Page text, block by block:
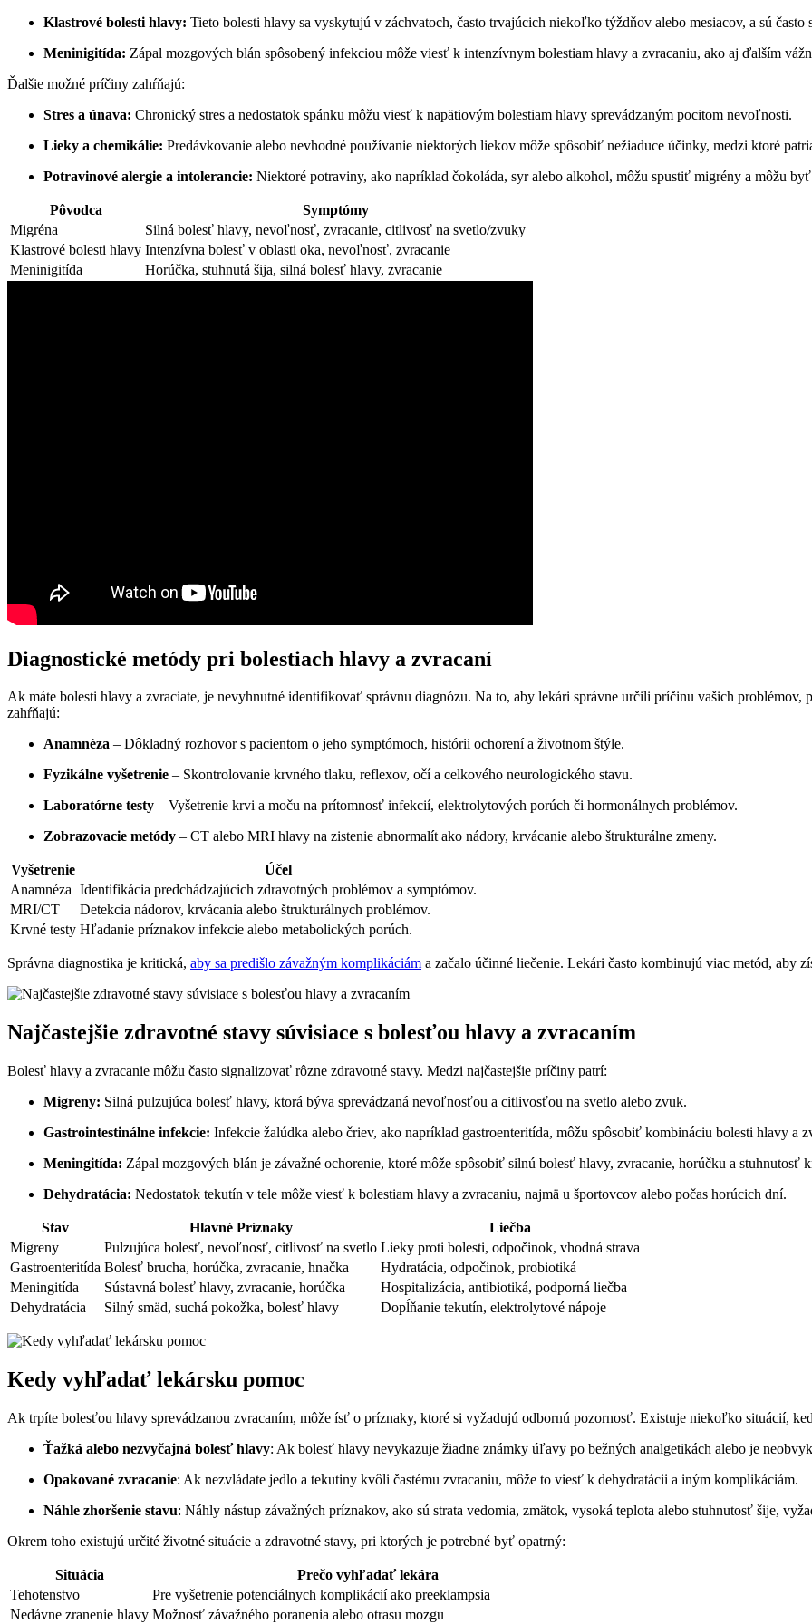
Klastrové bolesti hlavy: Tieto bolesti hlavy sa vyskytujú v záchvatoch, často trvajúcich niekoľko týždňov alebo mesiacov, a sú často
Meninigitída: Zápal mozgových blán spôsobený infekciou môže viesť k intenzívnym bolestiam hlavy a zvracaniu, ako aj ďalším
Ďalšie možné príčiny zahŕňajú:
Stres a únava: Chronický stres a nedostatok spánku môžu viesť k napätiovým bolestiam hlavy sprevádzaným pocitom nevoľnosti.
Lieky a chemikálie: Predávkovanie alebo nevhodné používanie niektorých liekov môže spôsobiť nežiaduce účinky, medzi ktoré
Potravinové alergie a intolerancie: Niektoré potraviny, ako napríklad čokoláda, syr alebo alkohol, môžu spustiť migrény a môžu
Pôvodca
Symptómy
Migréna
Silná bolesť hlavy, nevoľnosť, zvracanie, citlivosť na svetlo/zvuky
Klastrové bolesti hlavy Intenzívna bolesť v oblasti oka, nevoľnosť, zvracanie
Meninigitída
Horúčka, stuhnutá šija, silná bolesť hlavy, zvracanie
Diagnostické metódy pri bolestiach hlavy a zvracaní
Ak máte bolesti hlavy a zvraciate, je nevyhnutné identifikovať správnu diagnózu. Na to, aby lekári správne určili príčinu vašich problémov,
zahŕňajú:
Anamnéza – Dôkladný rozhovor s pacientom o jeho symptómoch, histórii ochorení a životnom štýle.
Fyzikálne vyšetrenie – Skontrolovanie krvného tlaku, reflexov, očí a celkového neurologického stavu.
Laboratórne testy – Vyšetrenie krvi a moču na prítomnosť infekcií, elektrolytových porúch či hormonálnych problémov.
Zobrazovacie metódy – CT alebo MRI hlavy na zistenie abnormalít ako nádory, krvácanie alebo štrukturálne zmeny.
Vyšetrenie
Účel
Anamnéza Identifikácia predchádzajúcich zdravotných problémov a symptómov.
MRI/CT
Detekcia nádorov, krvácania alebo štrukturálnych problémov.
Krvné testy Hľadanie príznakov infekcie alebo metabolických porúch.
Správna diagnostika je kritická, aby sa predišlo závažným komplikáciám a začalo účinné liečenie. Lekári často kombinujú viac metód, aby
Najčastejšie zdravotné stavy súvisiace s bolesťou hlavy a zvracaním
Bolesť hlavy a zvracanie môžu často signalizovať rôzne zdravotné stavy. Medzi najčastejšie príčiny patrí:
Migreny: Silná pulzujúca bolesť hlavy, ktorá býva sprevádzaná nevoľnosťou a citlivosťou na svetlo alebo zvuk.
Gastrointestinálne infekcie: Infekcie žalúdka alebo čriev, ako napríklad gastroenteritída, môžu spôsobiť kombináciu bolesti hlavy a
Meningitída: Zápal mozgových blán je závažné ochorenie, ktoré môže spôsobiť silnú bolesť hlavy, zvracanie, horúčku a stuhnutosť
Dehydratácia: Nedostatok tekutín v tele môže viesť k bolestiam hlavy a zvracaniu, najmä u športovcov alebo počas horúcich dní.
Stav Hlavné Príznaky
Liečba
Migreny
Pulzujúca bolesť, nevoľnosť, citlivosť na svetlo Lieky proti bolesti, odpočinok, vhodná strava
Gastroenteritída Bolesť brucha, horúčka, zvracanie, hnačka
Hydratácia, odpočinok, probiotiká
Meningitída
Sústavná bolesť hlavy, zvracanie, horúčka
Hospitalizácia, antibiotiká, podporná liečba
Dehydratácia
Silný smäd, suchá pokožka, bolesť hlavy Dopĺňanie tekutín, elektrolytové nápoje
Kedy vyhľadať lekársku pomoc
Ak trpíte bolesťou hlavy sprevádzanou zvracaním, môže ísť o príznaky, ktoré si vyžadujú odbornú pozornosť. Existuje niekoľko situácií,
Ťažká alebo nezvyčajná bolesť hlavy: Ak bolesť hlavy nevykazuje žiadne známky úľavy po bežných analgetikách alebo je
Opakované zvracanie: Ak nezvládate jedlo a tekutiny kvôli častému zvracaniu, môže to viesť k dehydratácii a iným komplikáciám.
Náhle zhoršenie stavu: Náhly nástup závažných príznakov, ako sú strata vedomia, zmätok, vysoká teplota alebo stuhnutosť šije,
Okrem toho existujú určité životné situácie a zdravotné stavy, pri ktorých je potrebné byť opatrný:
Situácia
Prečo vyhľadať lekára
Tehotenstvo
Pre vyšetrenie potenciálnych komplikácií ako preeklampsia
Nedávne zranenie hlavy Možnosť závažného poranenia alebo otrasu mozgu